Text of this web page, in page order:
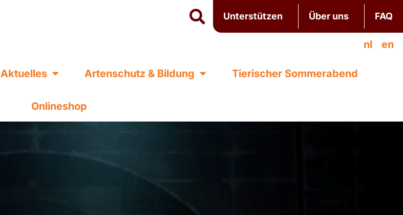
Unterstützen Über uns FAQ
nl en
Aktuelles Artenschutz & Bildung Tierischer Sommerabend
Onlineshop